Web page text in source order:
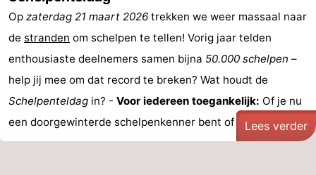
Op zaterdag 21 maart 2026 trekken we weer massaal naar
de stranden om schelpen te tellen! Vorig jaar telden
enthousiaste deelnemers samen bijna 50.000 schelpen –
help jij mee om dat record te breken? Wat houdt de
Schelpenteldag in? - Voor iedereen toegankelijk: Of je nu
een doorgewinterde schelpenkenner bent of voor het ...
Lees verder